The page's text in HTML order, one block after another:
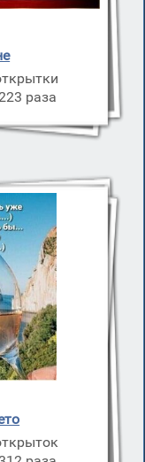
раза